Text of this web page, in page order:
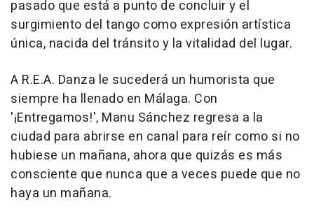
pasado que está a punto de concluir y el
surgimiento del tango como expresión artística
única, nacida del tránsito y la vitalidad del lugar.
A R.E.A. Danza le sucederá un humorista que
siempre ha llenado en Málaga. Con
'¡Entregamos!', Manu Sánchez regresa a la
ciudad para abrirse en canal para reír como si no
hubiese un mañana, ahora que quizás es más
consciente que nunca que a veces puede que no
haya un mañana.